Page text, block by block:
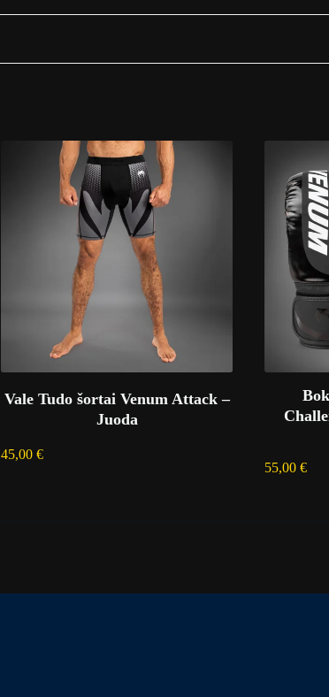
Vale Tudo šortai Venum Attack –
Juoda
45,00€
55,00€